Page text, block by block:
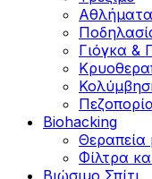
Γιόγκα &
Biohacking
Θεραπεία
Φίλτρα
Βιώσιμο Σπίτι